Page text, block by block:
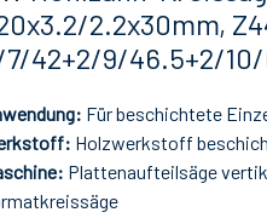
2.2x30mm,
42+2/9/46.5+2/
Für beschichtete
Holzwerkstoff
Plattenaufteilsäge